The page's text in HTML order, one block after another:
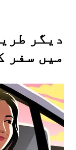
دیگر
میں سفر